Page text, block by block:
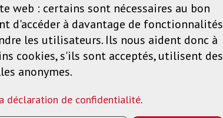
Services Actualités
web : certains sont nécessaires au bon
d'accéder à davantage de fonctionnalités
les utilisateurs. Ils nous aident donc à
cookies, s'ils sont acceptés, utilisent des
anonymes.
déclaration de confidentialité.